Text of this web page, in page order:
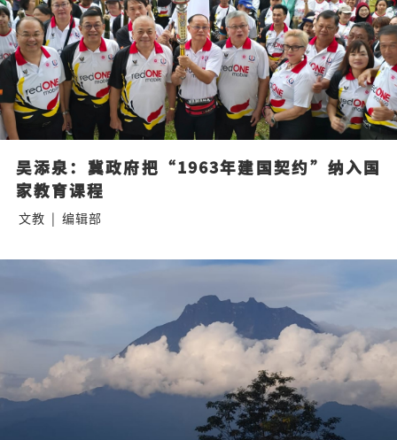
吴添泉：冀政府把“1963年建国契约”纳入国
家教育课程
文教 | 编辑部